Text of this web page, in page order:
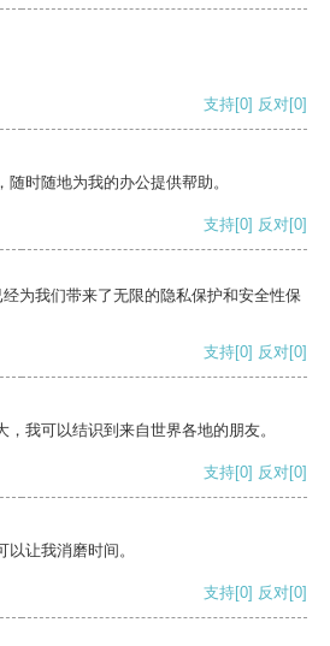
支持[0] 反对[0]
时随地为我的办公提供帮助。
支持[0] 反对[0]
为我们带来了无限的隐私保护和安全性保
支持[0] 反对[0]
我可以结识到来自世界各地的朋友。
支持[0] 反对[0]
让我消磨时间。
支持[0] 反对[0]